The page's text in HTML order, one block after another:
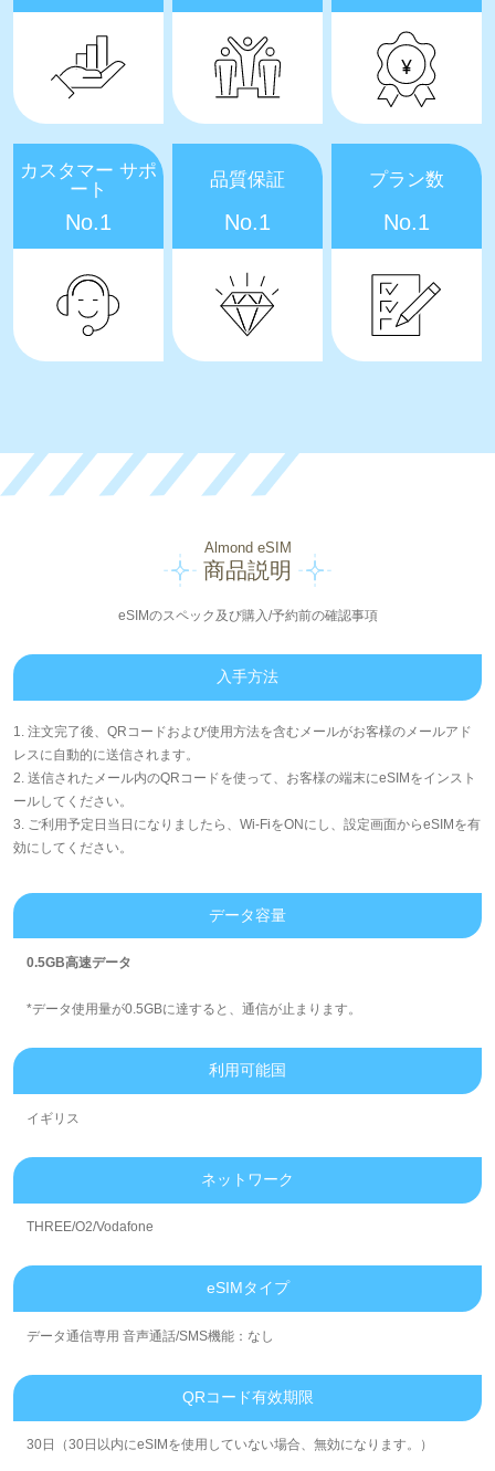
カスタマー サポ
ート
No.1
品質保証
No.1
プラン数
No.1
Almond eSIM
商品説明
eSIMのスペック及び購入/予約前の確認事項
入手方法
1. 注文完了後、QRコードおよび使用方法を含むメールがお客様のメールアド
レスに自動的に送信されます。
2. 送信されたメール内のQRコードを使って、お客様の端末にeSIMをインスト
ールしてください。
3. ご利用予定日当日になりましたら、Wi-FiをONにし、設定画面からeSIMを有
効にしてください。
データ容量
0.5GB高速データ
*データ使用量が0.5GBに達すると、通信が止まります。
利用可能国
イギリス
ネットワーク
THREE/O2/Vodafone
eSIMタイプ
データ通信専用 音声通話/SMS機能：なし
QRコード有效期限
30日（30日以内にeSIMを使用していない場合、無効になります。）